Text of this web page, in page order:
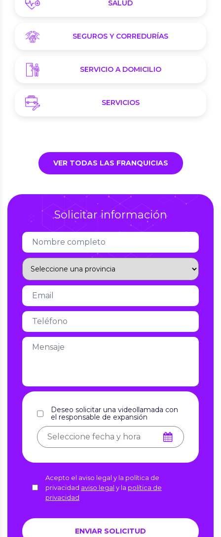
SALUD
SEGUROS Y CORREDURÍAS
SERVICIO A DOMICILIO
SERVICIOS
VER TODAS LAS FRANQUICIAS
Solicitar información
Deseo solicitar una videollamada con
el responsable de expansión
Acepto el aviso legal y la política de
privacidad aviso legal y la política de
privacidad